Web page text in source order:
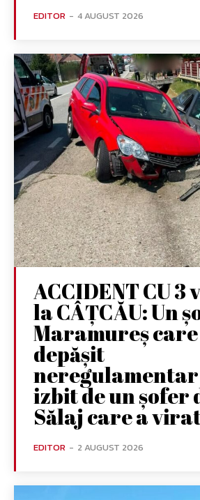
EDITOR - 4 AUGUST 2026
ACCIDENT CU 3
la CÂȚCĂU: Un
Maramureș
depășit
neregulamentar
izbit de un șofer
Sălaj care a
EDITOR - 2 AUGUST 2026